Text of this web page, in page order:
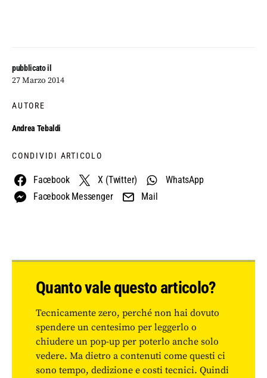
pubblicato il
27 Marzo 2014
AUTORE
Andrea Tebaldi
CONDIVIDI ARTICOLO
Facebook X (Twitter)
WhatsApp
Facebook Messenger
Mail
Quanto vale questo articolo?
Tecnicamente zero, perché non hai dovuto
spendere un centesimo per leggerlo o
chiudere un pop-up per poterlo anche solo
vedere. Ma dietro a contenuti come questi ci
sono tempo, dedizione e costi tecnici. Quindi